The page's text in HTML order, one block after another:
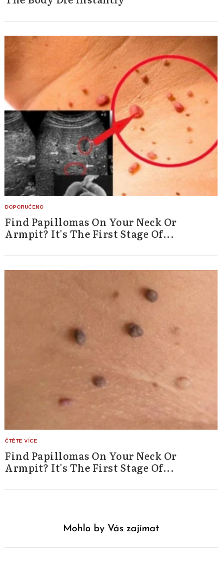
Find Papillomas On Your Neck Or
Armpit? It's The First Stage Of...
Find Papillomas On Your Neck Or
Armpit? It's The First Stage Of...
Mohlo by Vás zajímat